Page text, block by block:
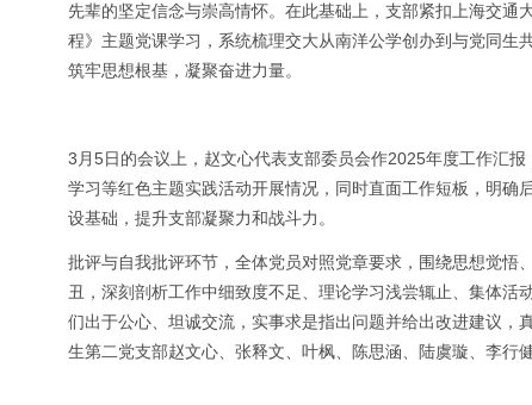
先辈的坚定信念与崇高情怀。在此基础上，支部紧扣上海交
程》主题党课学习，系统梳理交大从南洋公学创办到与党同生
筑牢思想根基，凝聚奋进力量。
3月5日的会议上，赵文心代表支部委员会作2025年度工作汇
学习等红色主题实践活动开展情况，同时直面工作短板，明
设基础，提升支部凝聚力和战斗力。
批评与自我批评环节，全体党员对照党章要求，围绕思想觉
丑，深刻剖析工作中细致度不足、理论学习浅尝辄止、集体
们出于公心、坦诚交流，实事求是指出问题并给出改进建议，
生第二党支部赵文心、张释文、叶枫、陈思涵、陆虞璇、李行